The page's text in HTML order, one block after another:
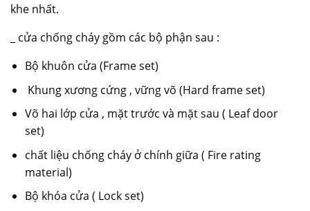
khe nhất.
_ cửa chống cháy gồm các bộ phận sau :
Bộ khuôn cửa (Frame set)
Khung xương cứng , vững võ (Hard frame set)
Võ hai lớp cửa , mặt trước và mặt sau ( Leaf door
set)
chất liệu chống cháy ở chính giữa ( Fire rating
material)
Bộ khóa cửa ( Lock set)